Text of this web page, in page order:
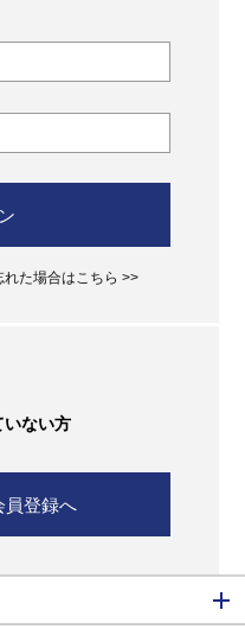
た場合はこちら >>
いない方
員登録へ